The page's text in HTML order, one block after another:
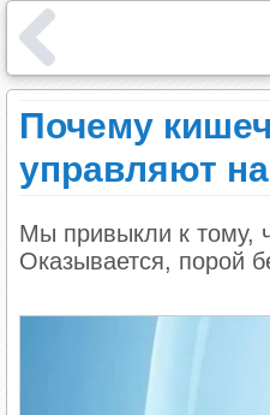
Почему
управляют
Мы привыкли к тому,
Оказывается, порой